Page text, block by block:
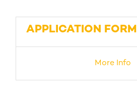
APPLICATION FORM
More Info